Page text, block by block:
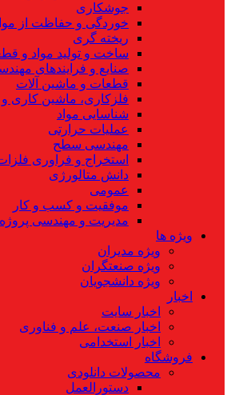
جوشکاری
خوردگی و حفاظت از
ریخته گری
ساخت و تولید مواد و
صنایع و فرایندهای
قطعات و ماشین آلات
فلزکاری، ماشین کاری
شناسایی مواد
عملیات حرارتی
مهندسی سطح
استخراج و فراوری
دانش متالورژی
عمومی
موفقیت و کسب و کار
مدیریت و مهندسی پروژه
ویژه ها
ویژه مدیران
ویژه صنعتگران
ویژه دانشجویان
اخبار
اخبار سایت
اخبار صنعت، علم و فناوری
اخبار استخدامی
فروشگاه
محصولات دانلودی
دستورالعمل